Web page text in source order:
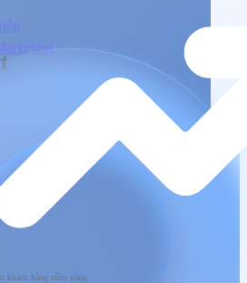
đầu cuối tương tác với sản phẩm & dịch vụ
hiệu
khách hàng tiềm năng